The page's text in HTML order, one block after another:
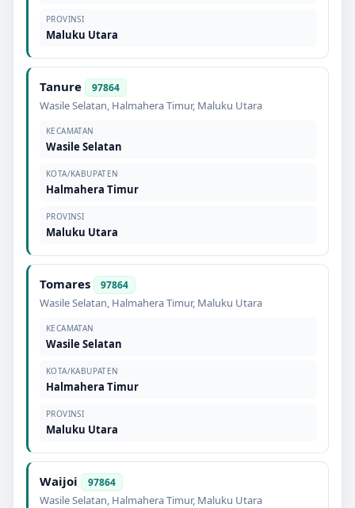
PROVINSI
Maluku Utara
Tanure 97864
Wasile Selatan, Halmahera Timur, Maluku Utara
KECAMATAN
Wasile Selatan
KOTA/KABUPATEN
Halmahera Timur
PROVINSI
Maluku Utara
Tomares 97864
Wasile Selatan, Halmahera Timur, Maluku Utara
KECAMATAN
Wasile Selatan
KOTA/KABUPATEN
Halmahera Timur
PROVINSI
Maluku Utara
Waijoi 97864
Wasile Selatan, Halmahera Timur, Maluku Utara